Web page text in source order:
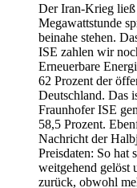
Der Iran-Krieg ließ
Megawattstunde
beinahe stehen.
ISE zahlen wir
Erneuerbare
62 Prozent der
Deutschland. Das
Fraunhofer ISE
58,5 Prozent.
Nachricht der
Preisdaten: So hat
weitgehend gelöst
zurück, obwohl